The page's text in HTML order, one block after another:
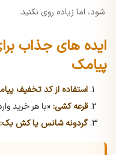
شود، اما زیاده روی نکنید.
ایده های جذاب
پیامک
استفاده از کد تخفیف
قرعه کشی: «با هر خرید
گردونه شانس یا کش بک: